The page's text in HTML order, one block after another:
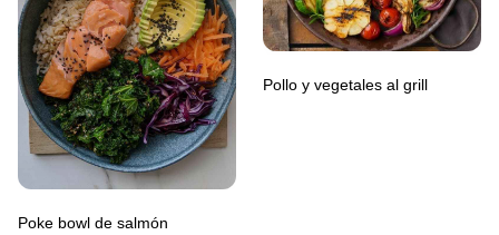
Poke bowl de salmón
Pollo y vegetales al grill